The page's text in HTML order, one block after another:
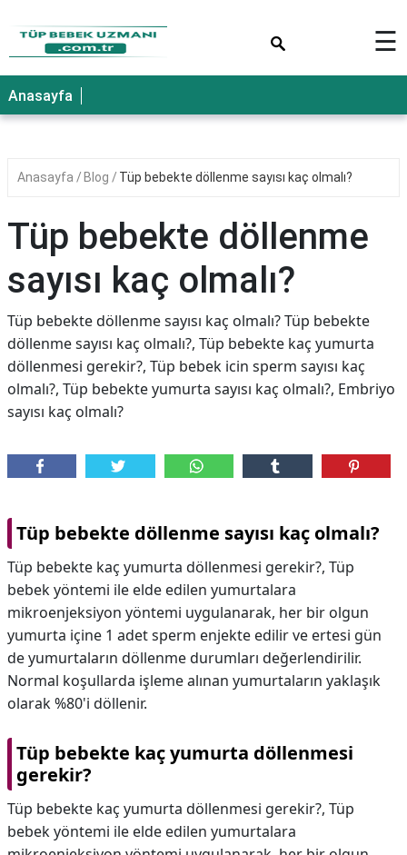
☰
Anasayfa
Anasayfa Blog Tüp bebekte döllenme sayısı kaç olmalı?
Tüp bebekte döllenme
sayısı kaç olmalı?
Tüp bebekte döllenme sayısı kaç olmalı? Tüp bebekte
döllenme sayısı kaç olmalı?, Tüp bebekte kaç yumurta
döllenmesi gerekir?, Tüp bebek icin sperm sayısı kaç
olmalı?, Tüp bebekte yumurta sayısı kaç olmalı?, Embriyo
sayısı kaç olmalı?
Tüp bebekte döllenme sayısı kaç olmalı?
Tüp bebekte kaç yumurta döllenmesi gerekir?, Tüp
bebek yöntemi ile elde edilen yumurtalara
mikroenjeksiyon yöntemi uygulanarak, her bir olgun
yumurta içine 1 adet sperm enjekte edilir ve ertesi gün
de yumurtaların döllenme durumları değerlendirilir.
Normal koşullarda işleme alınan yumurtaların yaklaşık
olarak %80'i döllenir.
Tüp bebekte kaç yumurta döllenmesi
gerekir?
Tüp bebekte kaç yumurta döllenmesi gerekir?, Tüp
bebek yöntemi ile elde edilen yumurtalara